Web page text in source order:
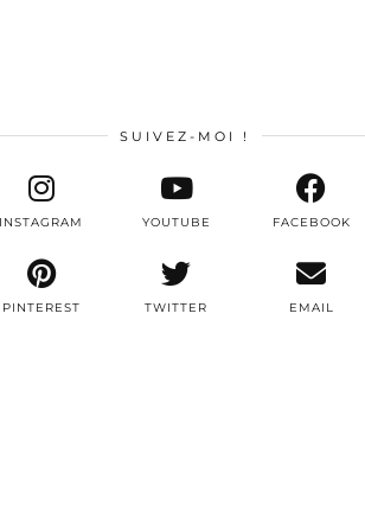
SUIVEZ-MOI !
TWITTER
INSTAGRAM FACEBOOK
PINTEREST
YOUTUBE
EMAIL